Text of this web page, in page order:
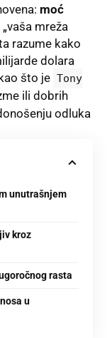
moć
mreža
razume kako
dolara
što je Tony
ili dobrih
odluka
unutrašnjem
kroz
rasta
u